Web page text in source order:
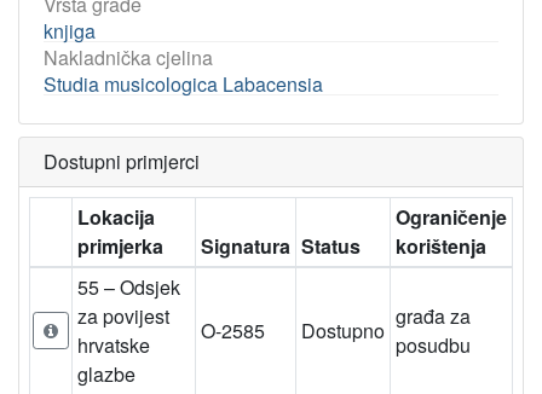
knjiga
Nakladnička cjelina
Studia musicologica Labacensia
Dostupni primjerci
Lokacija
primjerka
Signatura Status
Ograničenje
korištenja
55 – Odsjek
za povijest
hrvatske
glazbe
O-2585 Dostupno
građa za
posudbu